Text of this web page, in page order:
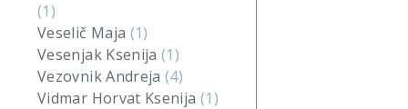
(1)
Veselič Maja (1)
Vesenjak Ksenija(1)
Vezovnik Andreja(4)
Vidmar Horvat Ksenija (1)